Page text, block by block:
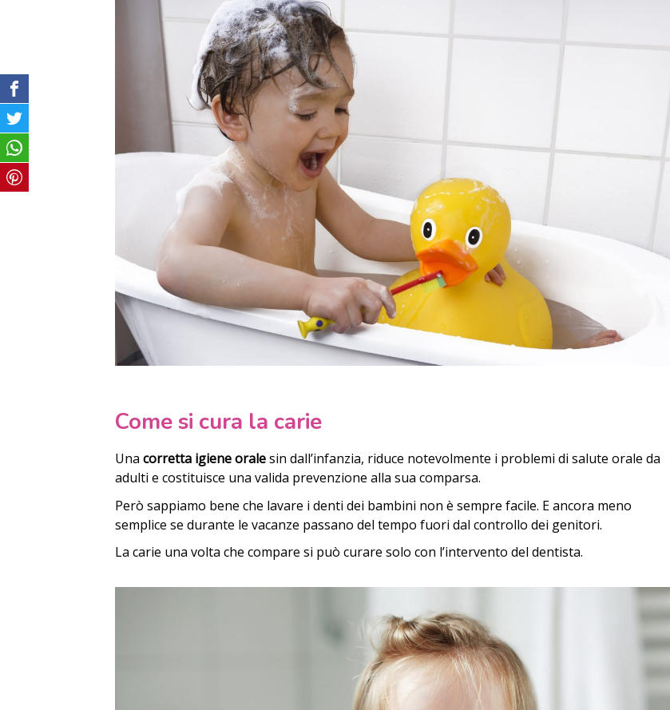
Come si cura la carie
Unacorretta igiene oralesin dall’infanzia, riduce notevolmente i problemi di salute orale da
adulti e costituisce una valida prevenzione alla sua comparsa.
Però sappiamo bene che lavare i denti dei bambini non è sempre facile. E ancora meno
semplice se durante le vacanze passano del tempo fuori dal controllo dei genitori.
La carie una volta che compare si può curare solo con l’intervento del dentista.